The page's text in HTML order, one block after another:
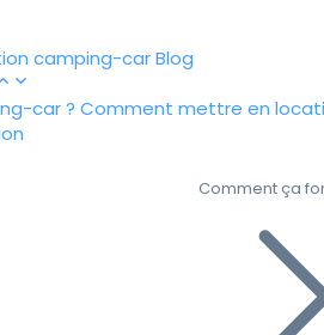
camping-carBlog
car ? Comment mettre en
Comment ça